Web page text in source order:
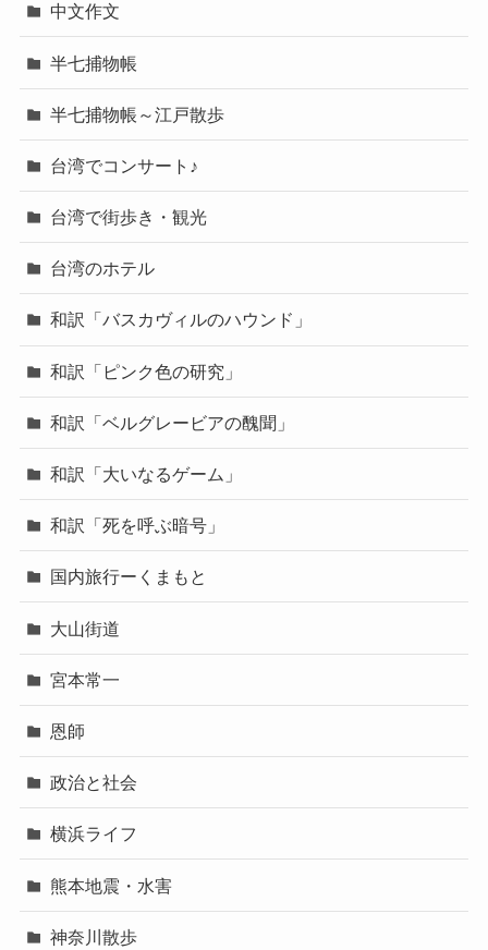
中文作文
半七捕物帳
半七捕物帳～江戸散歩
台湾でコンサート♪
台湾で街歩き・観光
台湾のホテル
和訳「バスカヴィルのハウンド」
和訳「ピンク色の研究」
和訳「ベルグレービアの醜聞」
和訳「大いなるゲーム」
和訳「死を呼ぶ暗号」
国内旅行ーくまもと
大山街道
宮本常一
恩師
政治と社会
横浜ライフ
熊本地震・水害
神奈川散歩